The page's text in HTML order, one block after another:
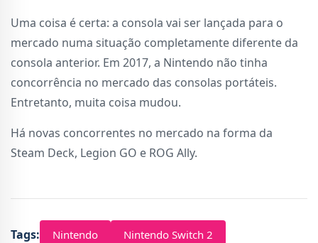
Uma coisa é certa: a consola vai ser lançada para o
mercado numa situação completamente diferente da
consola anterior. Em 2017, a Nintendo não tinha
concorrência no mercado das consolas portáteis.
Entretanto, muita coisa mudou.
Há novas concorrentes no mercado na forma da
Steam Deck, Legion GO e ROG Ally.
Tags: Nintendo Nintendo Switch 2